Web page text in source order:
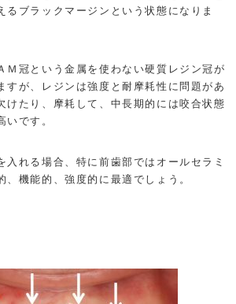
るブラックマージンという状態になりま
Ｍ冠という金属を使わない硬質レジン冠が
すが、レジンは強度と耐摩耗性に問題があ
けたり、摩耗して、中長期的には咬合状態
いです。
入れる場合、特に前歯部ではオールセラミ
、機能的、強度的に最適でしょう。